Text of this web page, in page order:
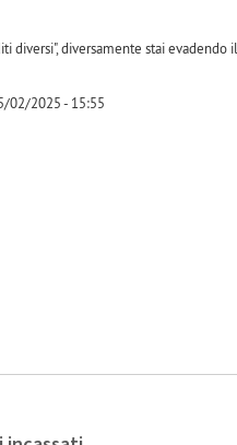
diversi", diversamente stai evadendo
02/2025 - 15:55